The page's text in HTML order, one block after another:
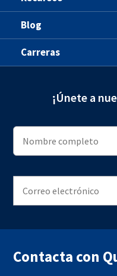
Blog
Carreras
¡Únete a
Contacta con